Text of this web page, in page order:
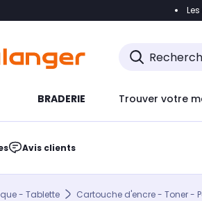
Accéder
BRADERIE Trouver votre
Avis clients
- Tablette Cartouche d'encre - Toner -